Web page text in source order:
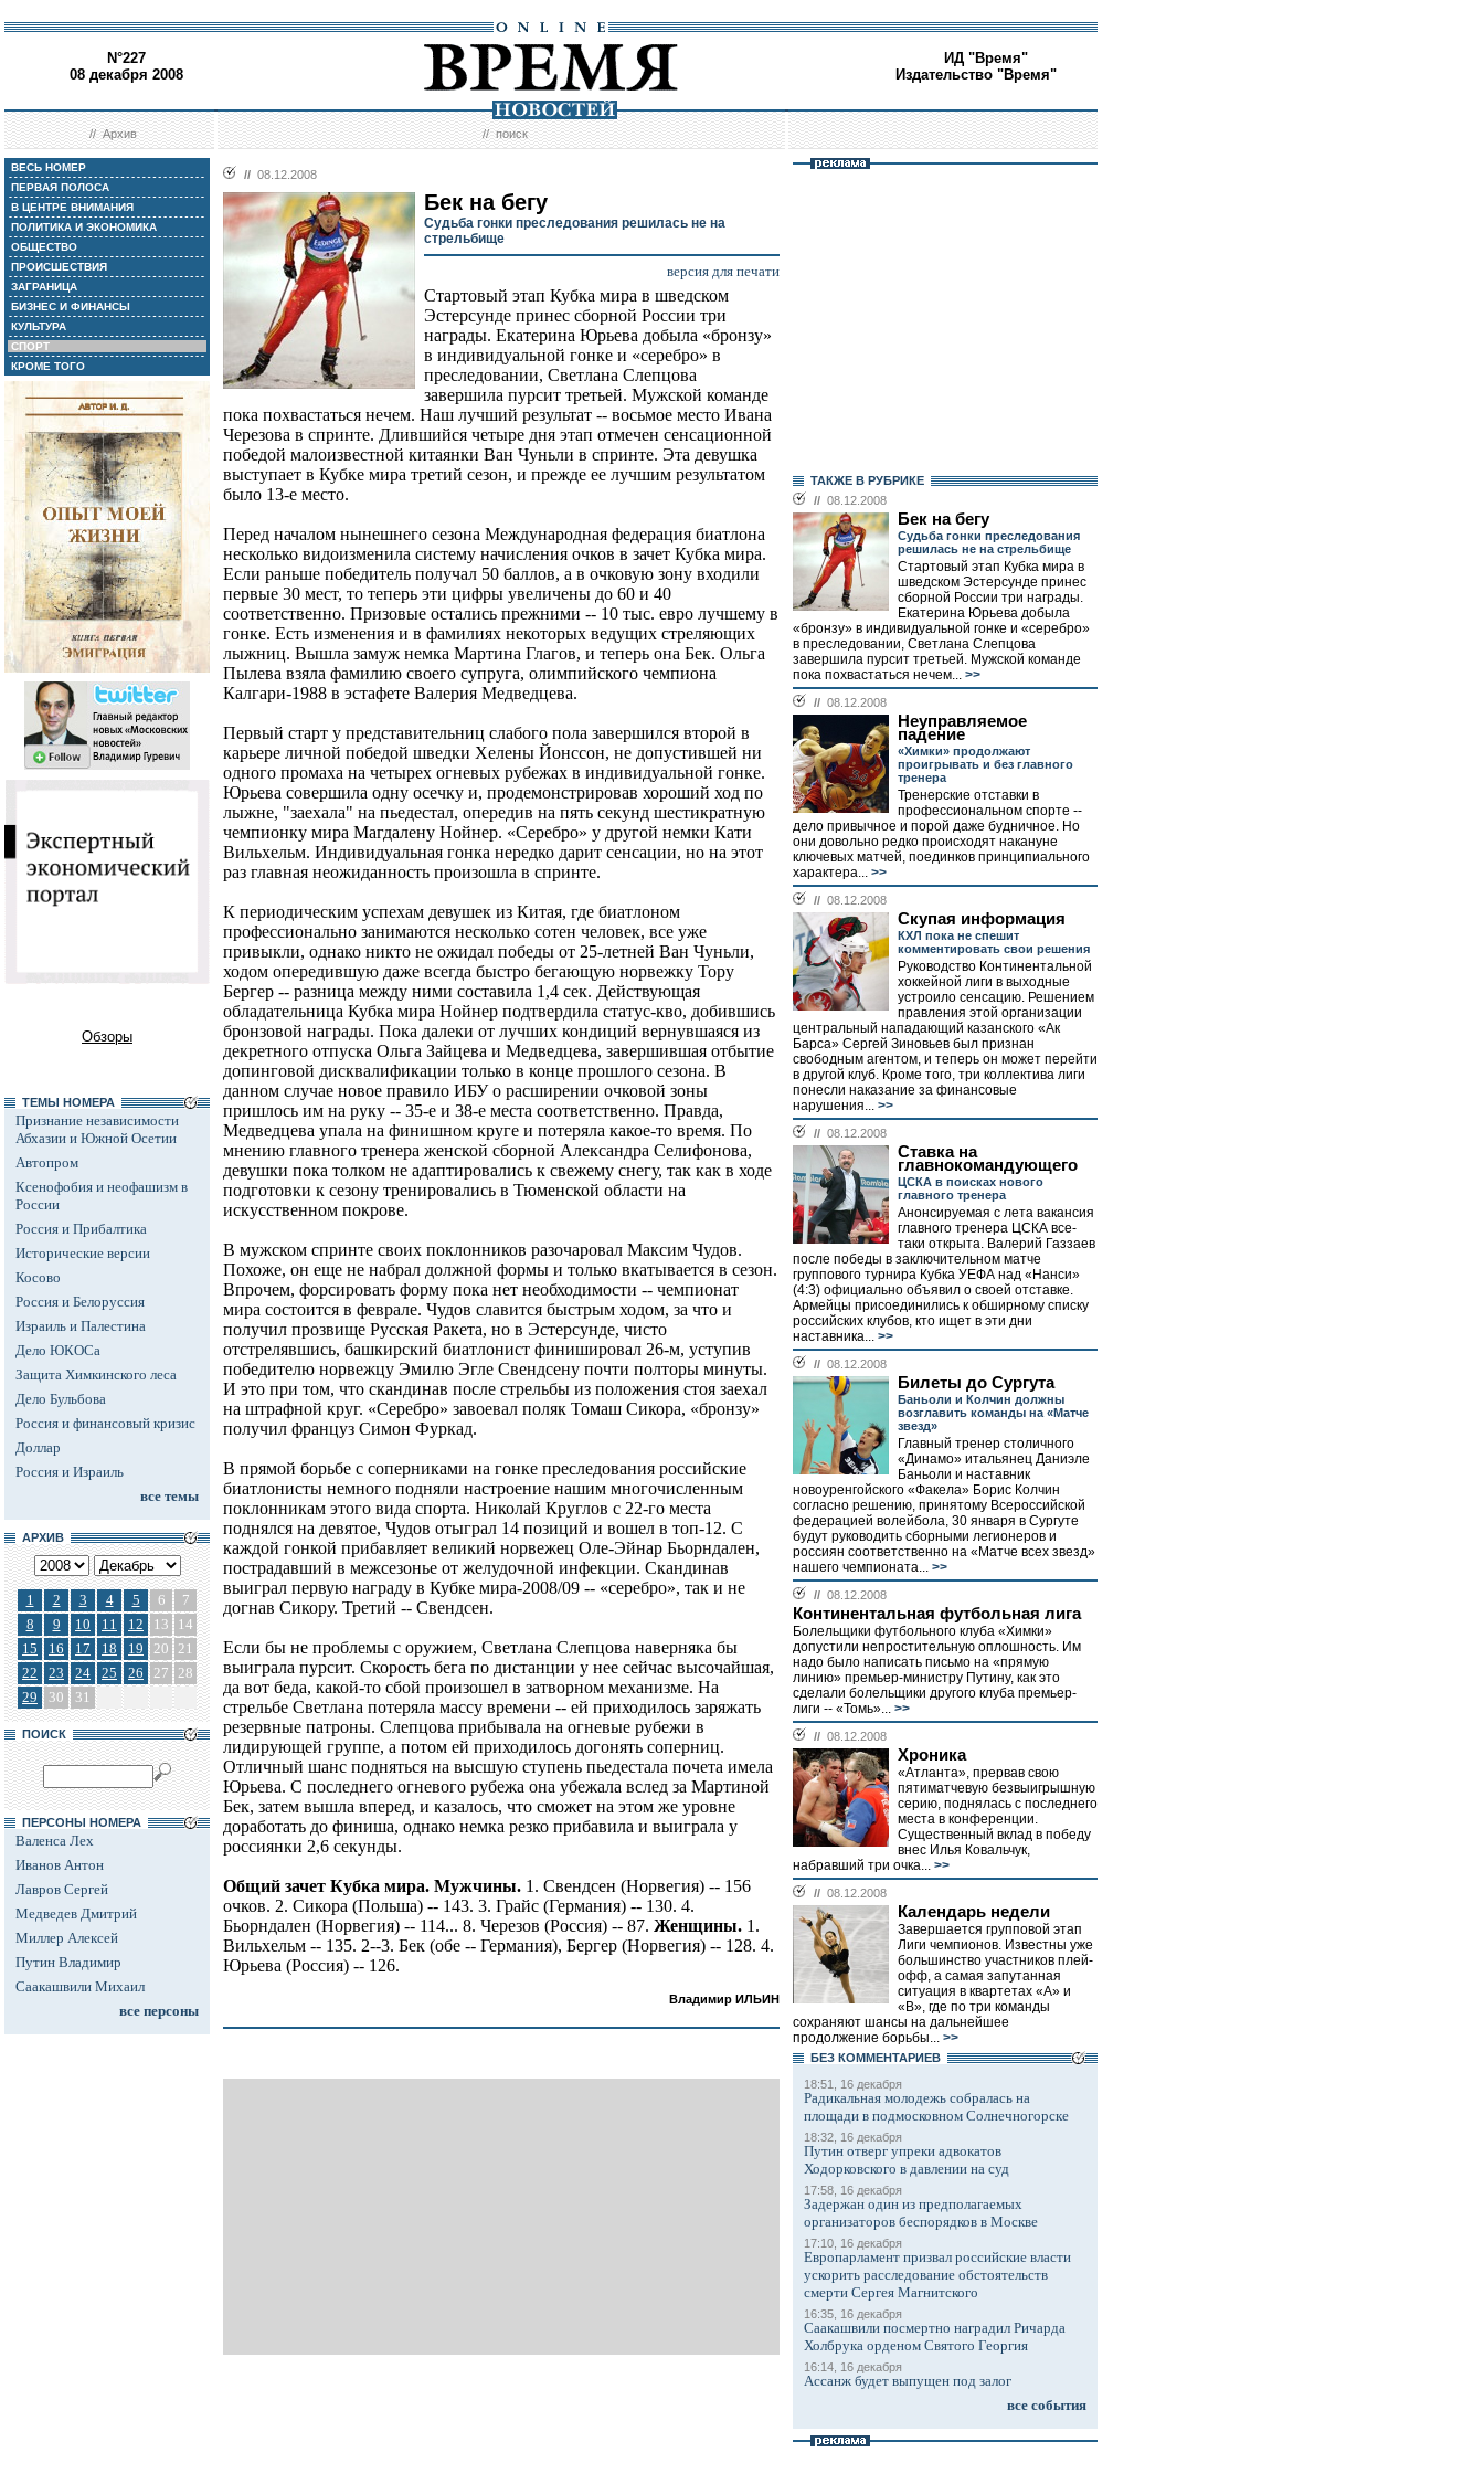
N°227
08 декабря 2008
ИД "Время"
Издательство "Время"
//Архив //поиск
ВЕСЬ НОМЕР
ПЕРВАЯ ПОЛОСА
В ЦЕНТРЕ ВНИМАНИЯ
ПОЛИТИКА И ЭКОНОМИКА
ОБЩЕСТВО
ПРОИСШЕСТВИЯ
ЗАГРАНИЦА
БИЗНЕС И ФИНАНСЫ
КУЛЬТУРА
СПОРТ
КРОМЕ ТОГО
Обзоры
ТЕМЫ НОМЕРА
Признание независимости
Абхазии и Южной Осетии
Автопром
Ксенофобия и неофашизм в
России
Россия и Прибалтика
Исторические версии
Косово
Россия и Белоруссия
Израиль и Палестина
Дело ЮКОСа
Защита Химкинского леса
Дело Бульбова
Россия и финансовый кризис
Доллар
Россия и Израиль
все темы
АРХИВ
1 2 3 4 5 6
7
8
9 10 11 12 13
14
15
16 17 18 19 20 21
22
23 24 25 26 27 28
29
30 31
ПОИСК
ПЕРСОНЫ НОМЕРА
Валенса Лех
Иванов Антон
Лавров Сергей
Медведев Дмитрий
Миллер Алексей
Путин Владимир
Саакашвили Михаил
все персоны
// 08.12.2008
Бек на бегу
Судьба гонки преследования решилась не на
стрельбище
версия для печати
Стартовый этап Кубка мира в шведском
Эстерсунде принес сборной России три
награды. Екатерина Юрьева добыла «бронзу»
в индивидуальной гонке и «серебро» в
преследовании, Светлана Слепцова
завершила пурсит третьей. Мужской команде
пока похвастаться нечем. Наш лучший результат -- восьмое место Ивана
Черезова в спринте. Длившийся четыре дня этап отмечен сенсационной
победой малоизвестной китаянки Ван Чуньли в спринте. Эта девушка
выступает в Кубке мира третий сезон, и прежде ее лучшим результатом
было 13-е место.
Перед началом нынешнего сезона Международная федерация биатлона
несколько видоизменила систему начисления очков в зачет Кубка мира.
Если раньше победитель получал 50 баллов, а в очковую зону входили
первые 30 мест, то теперь эти цифры увеличены до 60 и 40
соответственно. Призовые остались прежними -- 10 тыс. евро лучшему в
гонке. Есть изменения и в фамилиях некоторых ведущих стреляющих
лыжниц. Вышла замуж немка Мартина Глагов, и теперь она Бек. Ольга
Пылева взяла фамилию своего супруга, олимпийского чемпиона
Калгари-1988 в эстафете Валерия Медведцева.
Первый старт у представительниц слабого пола завершился второй в
карьере личной победой шведки Хелены Йонссон, не допустившей ни
одного промаха на четырех огневых рубежах в индивидуальной гонке.
Юрьева совершила одну осечку и, продемонстрировав хороший ход по
лыжне, "заехала" на пьедестал, опередив на пять секунд шестикратную
чемпионку мира Магдалену Нойнер. «Серебро» у другой немки Кати
Вильхельм. Индивидуальная гонка нередко дарит сенсации, но на этот
раз главная неожиданность произошла в спринте.
К периодическим успехам девушек из Китая, где биатлоном
профессионально занимаются несколько сотен человек, все уже
привыкли, однако никто не ожидал победы от 25-летней Ван Чуньли,
ходом опередившую даже всегда быстро бегающую норвежку Тору
Бергер -- разница между ними составила 1,4 сек. Действующая
обладательница Кубка мира Нойнер подтвердила статус-кво, добившись
бронзовой награды. Пока далеки от лучших кондиций вернувшаяся из
декретного отпуска Ольга Зайцева и Медведцева, завершившая отбытие
допинговой дисквалификации только в конце прошлого сезона. В
данном случае новое правило ИБУ о расширении очковой зоны
пришлось им на руку -- 35-е и 38-е места соответственно. Правда,
Медведцева упала на финишном круге и потеряла какое-то время. По
мнению главного тренера женской сборной Александра Селифонова,
девушки пока толком не адаптировались к свежему снегу, так как в ходе
подготовки к сезону тренировались в Тюменской области на
искусственном покрове.
В мужском спринте своих поклонников разочаровал Максим Чудов.
Похоже, он еще не набрал должной формы и только вкатывается в сезон.
Впрочем, форсировать форму пока нет необходимости -- чемпионат
мира состоится в феврале. Чудов славится быстрым ходом, за что и
получил прозвище Русская Ракета, но в Эстерсунде, чисто
отстрелявшись, башкирский биатлонист финишировал 26-м, уступив
победителю норвежцу Эмилю Эгле Свендсену почти полторы минуты.
И это при том, что скандинав после стрельбы из положения стоя заехал
на штрафной круг. «Серебро» завоевал поляк Томаш Сикора, «бронзу»
получил француз Симон Фуркад.
В прямой борьбе с соперниками на гонке преследования российские
биатлонисты немного подняли настроение нашим многочисленным
поклонникам этого вида спорта. Николай Круглов с 22-го места
поднялся на девятое, Чудов отыграл 14 позиций и вошел в топ-12. С
каждой гонкой прибавляет великий норвежец Оле-Эйнар Бьорндален,
пострадавший в межсезонье от желудочной инфекции. Скандинав
выиграл первую награду в Кубке мира-2008/09 -- «серебро», так и не
догнав Сикору. Третий -- Свендсен.
Если бы не проблемы с оружием, Светлана Слепцова наверняка бы
выиграла пурсит. Скорость бега по дистанции у нее сейчас высочайшая,
да вот беда, какой-то сбой произошел в затворном механизме. На
стрельбе Светлана потеряла массу времени -- ей приходилось заряжать
резервные патроны. Слепцова прибывала на огневые рубежи в
лидирующей группе, а потом ей приходилось догонять соперниц.
Отличный шанс подняться на высшую ступень пьедестала почета имела
Юрьева. С последнего огневого рубежа она убежала вслед за Мартиной
Бек, затем вышла вперед, и казалось, что сможет на этом же уровне
доработать до финиша, однако немка резко прибавила и выиграла у
россиянки 2,6 секунды.
Общий зачет Кубка мира. Мужчины. 1. Свендсен (Норвегия) -- 156
очков. 2. Сикора (Польша) -- 143. 3. Грайс (Германия) -- 130. 4.
Бьорндален (Норвегия) -- 114... 8. Черезов (Россия) -- 87. Женщины. 1.
Вильхельм -- 135. 2--3. Бек (обе -- Германия), Бергер (Норвегия) -- 128. 4.
Юрьева (Россия) -- 126.
Владимир ИЛЬИН
ТАКЖЕ В РУБРИКЕ
// 08.12.2008
Бек на бегу
Судьба гонки преследования
решилась не на стрельбище
Стартовый этап Кубка мира в
шведском Эстерсунде принес
сборной России три награды.
Екатерина Юрьева добыла
«бронзу» в индивидуальной гонке и «серебро»
в преследовании, Светлана Слепцова
завершила пурсит третьей. Мужской команде
пока похвастаться нечем... >>
// 08.12.2008
Неуправляемое
падение
«Химки» продолжают
проигрывать и без главного
тренера
Тренерские отставки в
профессиональном спорте --
дело привычное и порой даже будничное. Но
они довольно редко происходят накануне
ключевых матчей, поединков принципиального
характера... >>
// 08.12.2008
Скупая информация
КХЛ пока не спешит
комментировать свои решения
Руководство Континентальной
хоккейной лиги в выходные
устроило сенсацию. Решением
правления этой организации
центральный нападающий казанского «Ак
Барса» Сергей Зиновьев был признан
свободным агентом, и теперь он может перейти
в другой клуб. Кроме того, три коллектива лиги
понесли наказание за финансовые
нарушения... >>
// 08.12.2008
Ставка на
главнокомандующего
ЦСКА в поисках нового
главного тренера
Анонсируемая с лета вакансия
главного тренера ЦСКА все-
таки открыта. Валерий Газзаев
после победы в заключительном матче
группового турнира Кубка УЕФА над «Нанси»
(4:3) официально объявил о своей отставке.
Армейцы присоединились к обширному списку
российских клубов, кто ищет в эти дни
наставника... >>
// 08.12.2008
Билеты до Сургута
Баньоли и Колчин должны
возглавить команды на «Матче
звезд»
Главный тренер столичного
«Динамо» итальянец Даниэле
Баньоли и наставник
новоуренгойского «Факела» Борис Колчин
согласно решению, принятому Всероссийской
федерацией волейбола, 30 января в Сургуте
будут руководить сборными легионеров и
россиян соответственно на «Матче всех звезд»
нашего чемпионата... >>
// 08.12.2008
Континентальная футбольная лига
Болельщики футбольного клуба «Химки»
допустили непростительную оплошность. Им
надо было написать письмо на «прямую
линию» премьер-министру Путину, как это
сделали болельщики другого клуба премьер-
лиги -- «Томь»... >>
// 08.12.2008
Хроника
«Атланта», прервав свою
пятиматчевую безвыигрышную
серию, поднялась с последнего
места в конференции.
Существенный вклад в победу
внес Илья Ковальчук,
набравший три очка... >>
// 08.12.2008
Календарь недели
Завершается групповой этап
Лиги чемпионов. Известны уже
большинство участников плей-
офф, а самая запутанная
ситуация в квартетах «А» и
«В», где по три команды
сохраняют шансы на дальнейшее
продолжение борьбы... >>
БЕЗ КОМMЕНТАРИЕВ
18:51, 16 декабря
Радикальная молодежь собралась на
площади в подмосковном Солнечногорске
18:32, 16 декабря
Путин отверг упреки адвокатов
Ходорковского в давлении на суд
17:58, 16 декабря
Задержан один из предполагаемых
организаторов беспорядков в Москве
17:10, 16 декабря
Европарламент призвал российские власти
ускорить расследование обстоятельств
смерти Сергея Магнитского
16:35, 16 декабря
Саакашвили посмертно наградил Ричарда
Холбрука орденом Святого Георгия
16:14, 16 декабря
Ассанж будет выпущен под залог
все события